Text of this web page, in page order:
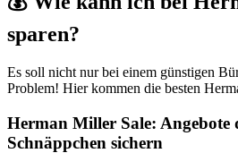
sparen?
Es soll nicht nur bei einem günstigen
Problem! Hier kommen die besten
Herman Miller Sale: Angebote
Schnäppchen sichern